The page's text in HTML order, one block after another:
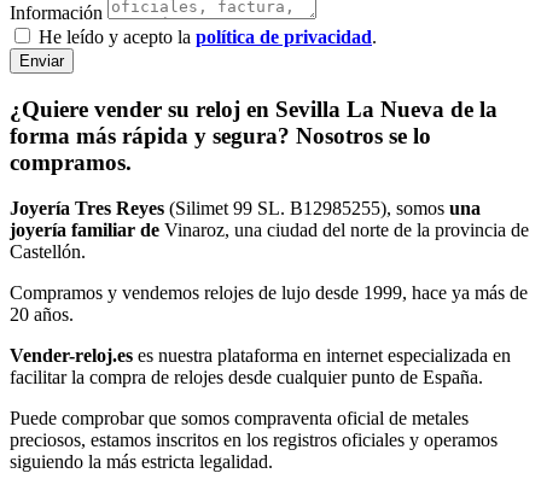
Información
He leído y acepto la política de privacidad.
Enviar
¿Quiere vender su reloj en Sevilla La Nueva de la
forma más rápida y segura? Nosotros se lo
compramos.
Joyería Tres Reyes (Silimet 99 SL. B12985255), somos una
joyería familiar de Vinaroz, una ciudad del norte de la provincia de
Castellón.
Compramos y vendemos relojes de lujo desde 1999, hace ya más de
20 años.
Vender-reloj.es es nuestra plataforma en internet especializada en
facilitar la compra de relojes desde cualquier punto de España.
Puede comprobar que somos compraventa oficial de metales
preciosos, estamos inscritos en los registros oficiales y operamos
siguiendo la más estricta legalidad.